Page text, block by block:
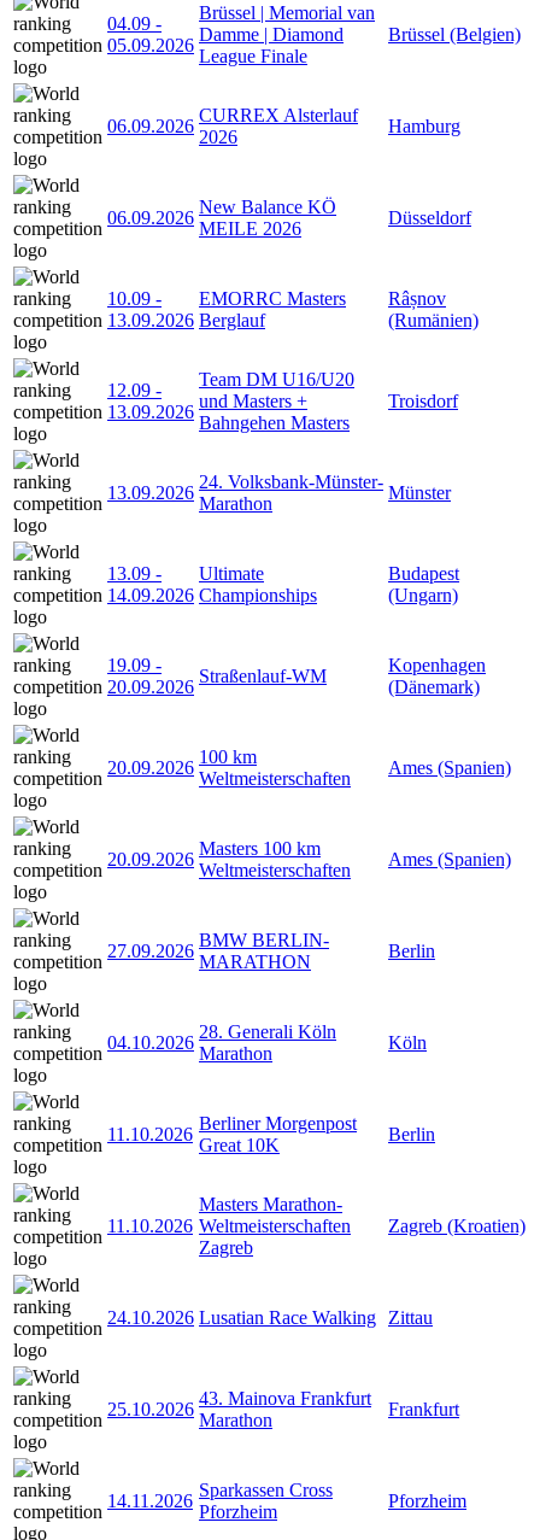
04.09 -
05.09.2026
Brüssel | Memorial van
Damme | Diamond
League Finale
Brüssel (Belgien)
06.09.2026
CURREX Alsterlauf
2026
Hamburg
06.09.2026
New Balance KÖ
MEILE 2026
Düsseldorf
10.09 -
13.09.2026
EMORRC Masters
Berglauf
Râșnov
(Rumänien)
12.09 -
13.09.2026
Team DM U16/U20
und Masters +
Bahngehen Masters
Troisdorf
13.09.2026
24. Volksbank-Münster-
Marathon
Münster
13.09 -
14.09.2026
Ultimate
Championships
Budapest
(Ungarn)
19.09 -
20.09.2026
Straßenlauf-WM
Kopenhagen
(Dänemark)
20.09.2026
100 km
Weltmeisterschaften
Ames (Spanien)
20.09.2026
Masters 100 km
Weltmeisterschaften
Ames (Spanien)
27.09.2026
BMW BERLIN-
MARATHON
Berlin
04.10.2026
28. Generali Köln
Marathon
Köln
11.10.2026
Berliner Morgenpost
Great 10K
Berlin
11.10.2026
Masters Marathon-
Weltmeisterschaften
Zagreb
Zagreb (Kroatien)
24.10.2026 Lusatian Race Walking Zittau
25.10.2026
43. Mainova Frankfurt
Marathon
Frankfurt
14.11.2026
Sparkassen Cross
Pforzheim
Pforzheim